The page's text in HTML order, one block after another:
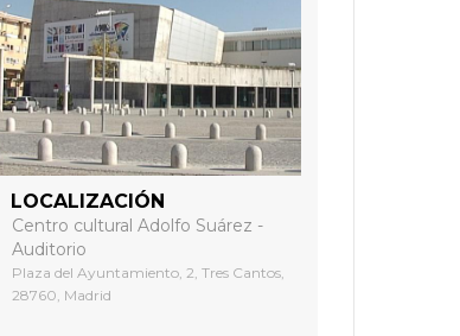
LOCALIZACIÓN
Centro cultural Adolfo Suárez -
Auditorio
Plaza del Ayuntamiento, 2, Tres Cantos,
28760, Madrid